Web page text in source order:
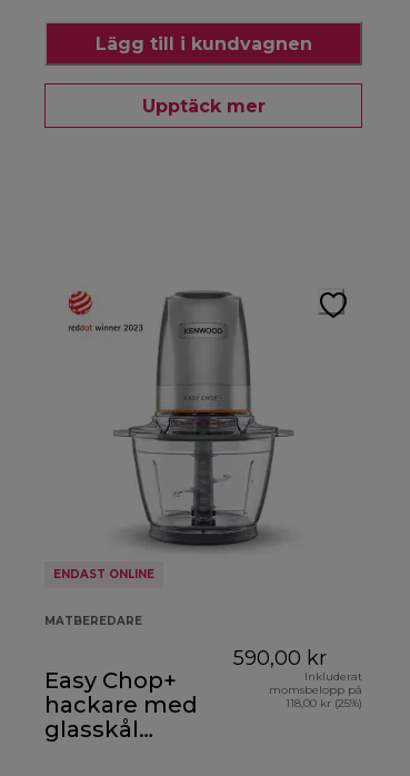
Lägg till i kundvagnen
Upptäck mer
ENDAST ONLINE
MATBEREDARE
Easy Chop+
hackare med
glasskål
590,00 kr
Inkluderat
momsbelopp på
118,00 kr (25%)